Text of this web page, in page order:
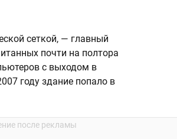
сеткой, — главный
почти на полтора
с выходом в
году здание попало в